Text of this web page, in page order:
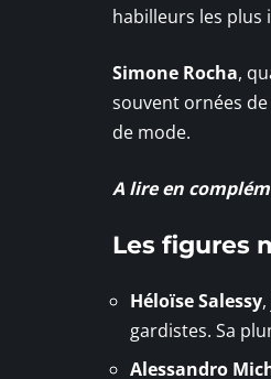
habilleurs les plus
Simone Rocha,
souvent ornées
de mode.
A lire en
Les figures
Héloïse Salessy
gardistes. Sa
Alessandro